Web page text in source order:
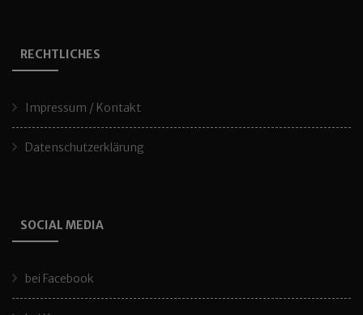
RECHTLICHES
Impressum / Kontakt
Datenschutzerklärung
SOCIAL MEDIA
bei Facebook